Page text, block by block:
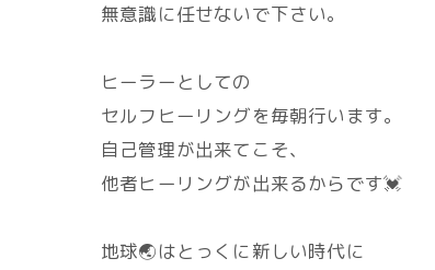
無意識に任せないで下さい。
ヒーラーとしての
セルフヒーリングを毎朝行います。
自己管理が出来てこそ、
他者ヒーリングが出来るからです💓
地球🌏️はとっくに新しい時代に